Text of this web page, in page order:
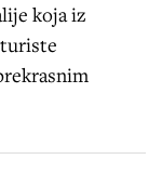
koja iz